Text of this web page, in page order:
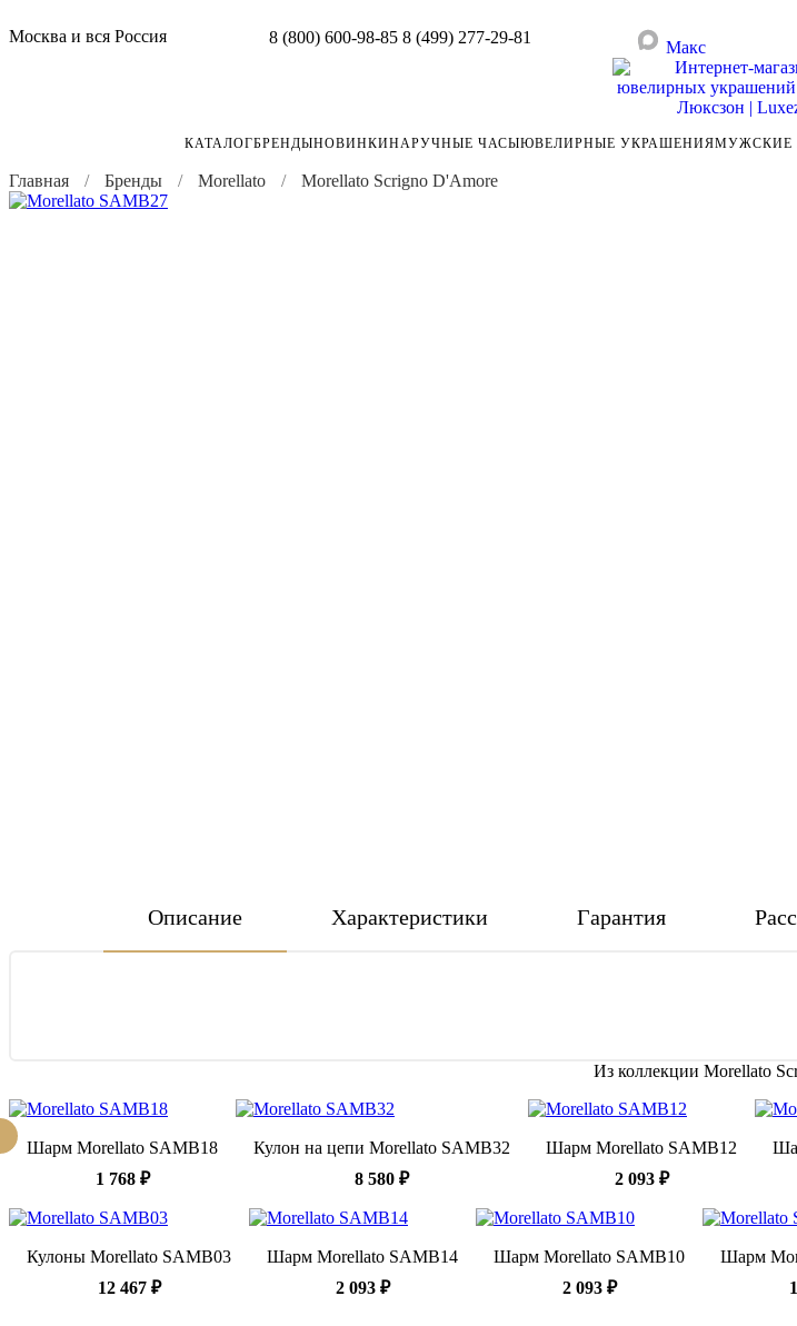
Москва и вся Россия 8 (800) 600-98-85 8 (499) 277-29-81
Макс
КАТАЛОГБРЕНДЫНОВИНКИНАРУЧНЫЕ ЧАСЫЮВЕЛИРНЫЕ УКРАШЕНИЯМУЖСКИЕ
Главная Бренды Morellato
Morellato Scrigno D'Amore
Описание Характеристики Гарантия
Из коллекции Morellato
Шарм Morellato SAMB18
1 768 ₽
Кулон на цепи Morellato SAMB32
8 580 ₽
Шарм Morellato SAMB12
2 093 ₽
Кулоны Morellato SAMB03
12 467 ₽
Шарм Morellato SAMB14
2 093 ₽
Шарм Morellato SAMB10
2 093 ₽
Шарм